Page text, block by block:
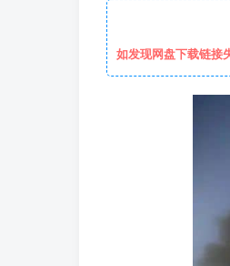
如发现网盘下载链接